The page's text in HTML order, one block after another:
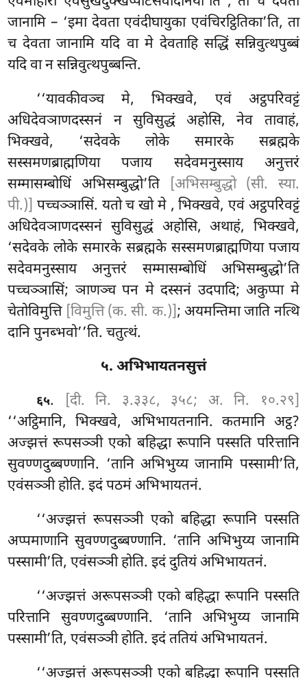
जानामि – ‘इमा देवता एवंदीघायुका एवंचिरट्ठितिका’ति, ता
च देवता जानामि यदि वा मे देवताहि सद्धिं सन्निवुत्थपुब्बं
यदि वा न सन्निवुत्थपुब्बन्ति.
‘‘यावकीवञ्च मे, भिक्खवे, एवं अट्ठपरिवट्टं
अधिदेवञाणदस्सनं न सुविसुद्धं अहोसि, नेव तावाहं,
भिक्खवे, ‘सदेवके लोके समारके सब्रह्मके
सस्समणब्राह्मणिया पजाय सदेवमनुस्साय अनुत्तरं
सम्मासम्बोधिं अभिसम्बुद्धो’ति
[अभिसम्बुद्धो (सी. स्या.
पी.)] पच्चञ्ञासिं. यतो च खो मे , भिक्खवे, एवं अट्ठपरिवट्टं
अधिदेवञाणदस्सनं सुविसुद्धं अहोसि, अथाहं, भिक्खवे,
‘सदेवकेलोके समारके सब्रह्मके सस्समणब्राह्मणिया पजाय
सदेवमनुस्साय अनुत्तरं सम्मासम्बोधिं अभिसम्बुद्धो’ति
पच्चञ्ञासिं; ञाणञ्च पन मे दस्सनं उदपादि; अकुप्पा मे
चेतोविमुत्ति [विमुत्ति (क. सी. क.)] ; अयमन्तिमा जाति नत्थि
दानि पुनब्भवो’’ति. चतुत्थं.
५. अभिभायतनसुत्तं
६५.
[दी. नि. ३.३३८, ३५८; अ. नि. १०.२९]
‘‘अट्ठिमानि, भिक्खवे, अभिभायतनानि. कतमानि अट्ठ?
अज्झत्तं रूपसञ्ञी एको बहिद्धा रूपानि पस्सति परित्तानि
सुवण्णदुब्बण्णानि. ‘तानि अभिभुय्य जानामि पस्सामी’ति,
एवंसञ्ञी होति. इदं पठमं अभिभायतनं.
‘‘अज्झत्तं रूपसञ्ञी एको बहिद्धा रूपानि पस्सति
अप्पमाणानि सुवण्णदुब्बण्णानि. ‘तानि अभिभुय्य जानामि
पस्सामी’ति, एवंसञ्ञी होति. इदं दुतियं अभिभायतनं.
‘‘अज्झत्तं अरूपसञ्ञी एको बहिद्धा रूपानि पस्सति
परित्तानि सुवण्णदुब्बण्णानि. ‘तानि अभिभुय्य जानामि
पस्सामी’ति, एवंसञ्ञी होति. इदं ततियंअभिभायतनं.
‘‘अज्झत्तं अरूपसञ्ञी एको बहिद्धा रूपानि पस्सति